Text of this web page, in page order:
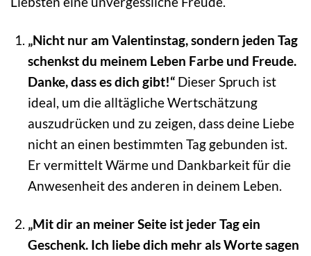
„Nicht nur am Valentinstag, sondern jeden Tag
schenkst du meinem Leben Farbe und Freude.
Danke, dass es dich gibt!“Dieser Spruch ist
ideal, um die alltägliche Wertschätzung
auszudrücken und zu zeigen, dass deine Liebe
nicht an einen bestimmten Tag gebunden ist.
Er vermittelt Wärme und Dankbarkeit für die
Anwesenheit des anderen in deinem Leben.
„Mit dir an meiner Seite ist jeder Tag ein
Geschenk. Ich liebe dich mehr als Worte sagen